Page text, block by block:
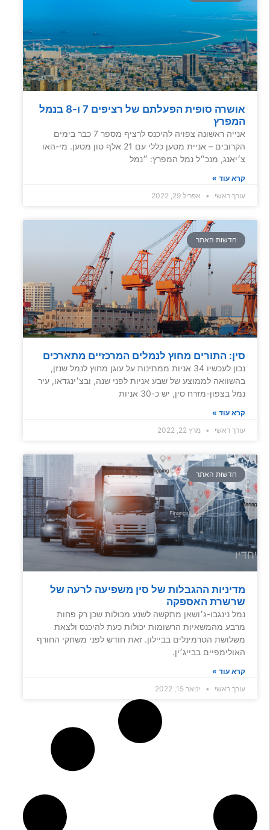
אושרה סופית הפעלתם של רציפים 7 ו-8 בנמל
המפרץ
אנייה ראשונה צפויה להיכנס לרציף מספר 7 כבר בימים
הקרובים – אניית מטען כללי עם 21 אלף טון מטען. מי-האו
צ׳יאנג, מנכ״ל נמל המפרץ: ״נמל
קרא עוד »
עורך ראשי
אפריל 29, 2022
חדשות האתר
סין: התורים מחוץ לנמלים המרכזיים מתארכים
נכון לעכשיו 34 אניות ממתינות על עוגן מחוץ לנמל שנזן,
בהשוואה לממוצע של שבע אניות לפני שנה, ובצ׳ינגדאו, עיר
נמל בצפון-מזרח סין, יש כ-30 אניות
קרא עוד »
עורך ראשי
מרץ 22, 2022
חדשות האתר
מדיניות ההגבלות של סין משפיעה לרעה של
שרשרת האספקה
נמל נינגבו-ג׳ושאן מתקשה לשנע מכולות שכן רק פחות
מרבע מהמשאיות הרשומות יכולות כעת להיכנס ולצאת
משלושת הטרמינלים בביילון. זאת חודש לפני משחקי החורף
האולימפיים בבייג׳ין.
קרא עוד »
עורך ראשי
ינואר 15, 2022